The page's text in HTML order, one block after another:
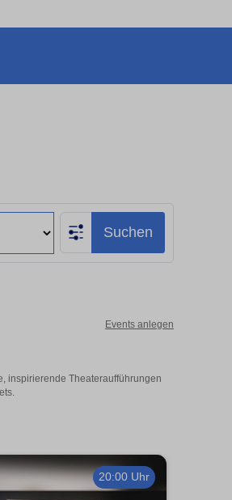
Suchen
Events anlegen
inspirierende Theateraufführungen
20:00 Uhr